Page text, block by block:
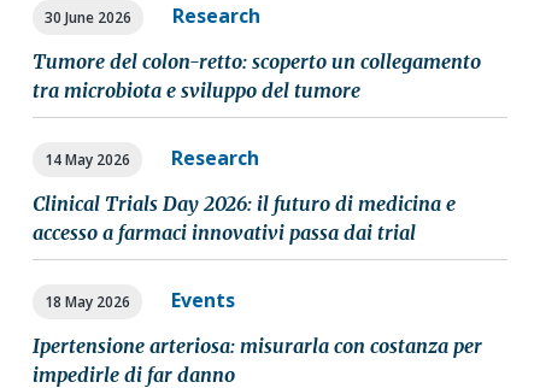
30 June 2026 Research
Tumore del colon-retto: scoperto un collegamento
tra microbiota e sviluppo del tumore
14 May 2026 Research
Clinical Trials Day 2026: il futuro di medicina e
accesso a farmaci innovativi passa dai trial
18 May 2026 Events
Ipertensione arteriosa: misurarla con costanza per
impedirle di far danno